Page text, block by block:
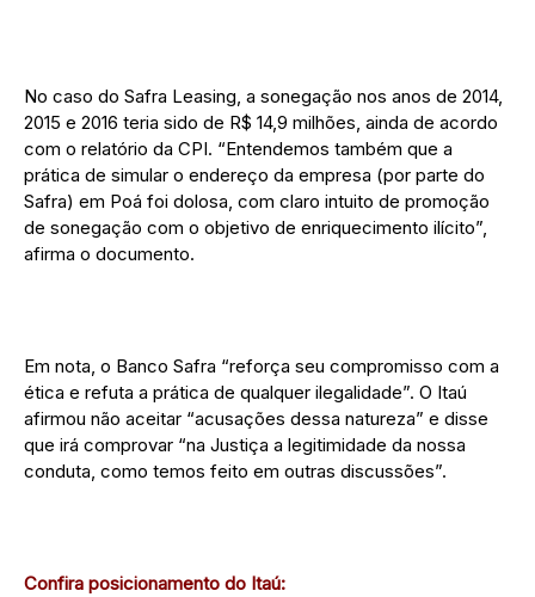
No caso do Safra Leasing, a sonegação nos anos de 2014,
2015 e 2016 teria sido de R$ 14,9 milhões, ainda de acordo
com o relatório da CPI. “Entendemos também que a
prática de simular o endereço da empresa (por parte do
Safra) em Poá foi dolosa, com claro intuito de promoção
de sonegação com o objetivo de enriquecimento ilícito”,
afirma o documento.
Em nota, o Banco Safra “reforça seu compromisso com a
ética e refuta a prática de qualquer ilegalidade”. O Itaú
afirmou não aceitar “acusações dessa natureza” e disse
que irá comprovar “na Justiça a legitimidade da nossa
conduta, como temos feito em outras discussões”.
Confira posicionamento do Itaú: